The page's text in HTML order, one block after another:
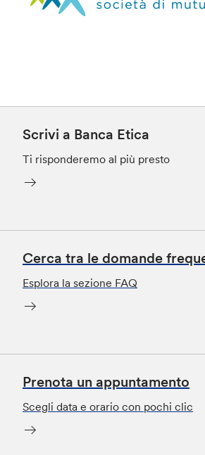
Scrivi a Banca Etica
Ti risponderemo al più presto
Cerca tra le domande
Esplora la sezione FAQ
Prenota un appuntamento
Scegli data e orario con pochi clic